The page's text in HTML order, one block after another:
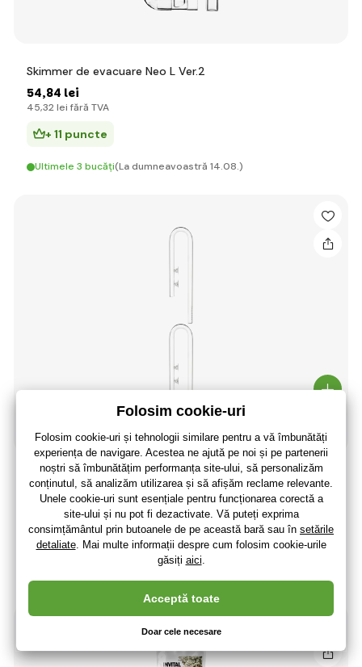
Skimmer de evacuare Neo L Ver.2
54,84 lei
45,32 lei fără TVA
+ 11 puncte
Ultimele 3 bucăți(La dumneavoastră 14.08.)
Țeavă de aspirație 16/22mm
51,63 lei
,67 leifără TVA
+ 11 puncte